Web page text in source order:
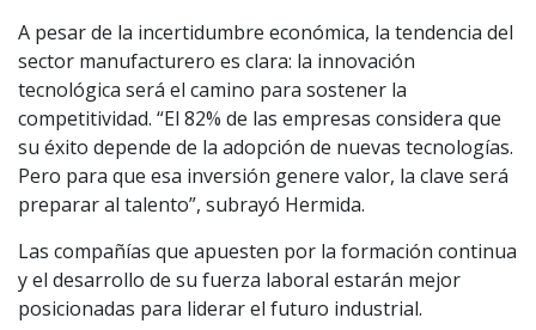
A pesar de la incertidumbre económica, la tendencia del
sector manufacturero es clara: la innovación
tecnológica será el camino para sostener la
competitividad. “El 82% de las empresas considera que
su éxito depende de la adopción de nuevas tecnologías.
Pero para que esa inversión genere valor, la clave será
preparar al talento”, subrayó Hermida.
Las compañías que apuesten por la formación continua
y el desarrollo de su fuerza laboral estarán mejor
posicionadas para liderar el futuro industrial.